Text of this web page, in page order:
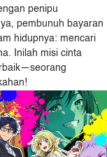
penipu
pembunuh bayaran
hidupnya: mencari
Inilah misi cinta